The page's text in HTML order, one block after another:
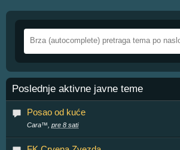
Poslednje aktivne javne teme
Posao od kuće
Cara™, pre 8 sati